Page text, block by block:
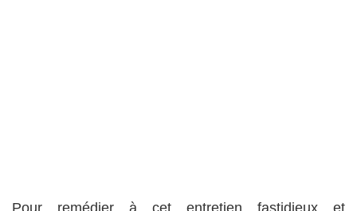
Pour remédier à cet entretien fastidieux et